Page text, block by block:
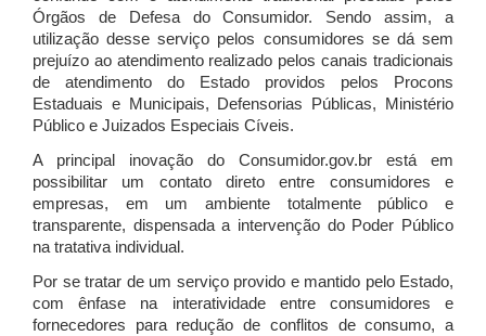
Órgãos de Defesa do Consumidor. Sendo assim, a
utilização desse serviço pelos consumidores se dá sem
prejuízo ao atendimento realizado pelos canais tradicionais
de atendimento do Estado providos pelos Procons
Estaduais e Municipais, Defensorias Públicas, Ministério
Público e Juizados Especiais Cíveis.
A principal inovação do Consumidor.gov.br está em
possibilitar um contato direto entre consumidores e
empresas, em um ambiente totalmente público e
transparente, dispensada a intervenção do Poder Público
na tratativa individual.
Por se tratar de um serviço provido e mantido pelo Estado,
com ênfase na interatividade entre consumidores e
fornecedores para redução de conflitos de consumo, a